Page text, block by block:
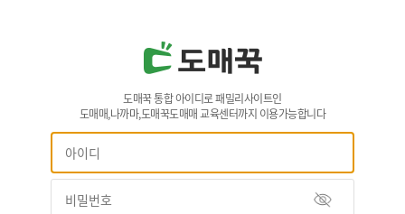
도매꾹 통합 아이디로 패밀리사이트인
도매매,나까마,도매꾹도매매 교육센터까지 이용가능합니다